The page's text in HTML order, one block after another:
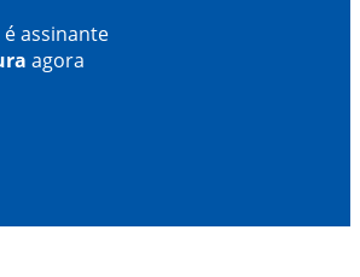
assinante
agora